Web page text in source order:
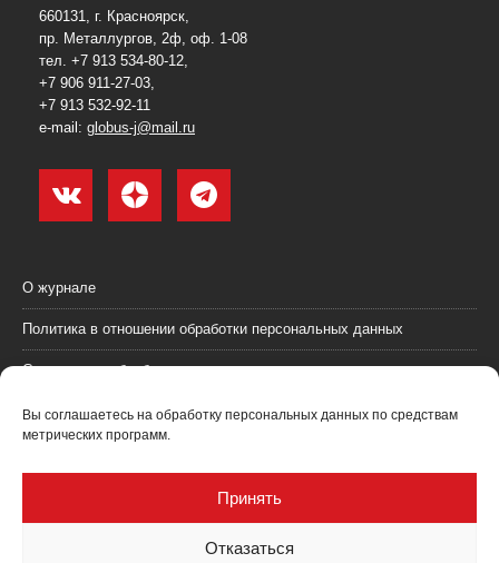
Вы соглашаетесь на обработку персональных данных по средствам
метрических программ.
Принять
Отказаться
660131, г. Красноярск,
пр. Металлургов, 2ф, оф. 1-08
тел. +7 913 534-80-12,
+7 906 911-27-03,
+7 913 532-92-11
e-mail: globus-j@mail.ru
О журнале
Политика в отношении обработки персональных данных
Согласие на обработку персональных данных
Пользовательское соглашение (оферта)